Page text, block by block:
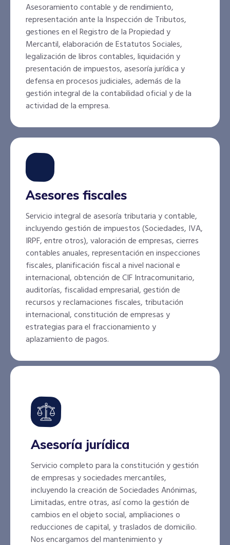
Asesoramiento contable y de rendimiento,
representación ante la Inspección de Tributos,
gestiones en el Registro de la Propiedad y
Mercantil, elaboración de Estatutos Sociales,
legalización de libros contables, liquidación y
presentación de impuestos, asesoría jurídica y
defensa en procesos judiciales, además de la
gestión integral de la contabilidad oficial y de la
actividad de la empresa.
Asesores fiscales
Servicio integral de asesoría tributaria y contable,
incluyendo gestión de impuestos (Sociedades, IVA,
IRPF, entre otros), valoración de empresas, cierres
contables anuales, representación en inspecciones
fiscales, planificación fiscal a nivel nacional e
internacional, obtención de CIF Intracomunitario,
auditorías, fiscalidad empresarial, gestión de
recursos y reclamaciones fiscales, tributación
internacional, constitución de empresas y
estrategias para el fraccionamiento y
aplazamiento de pagos.
Asesoría jurídica
Servicio completo para la constitución y gestión
de empresas y sociedades mercantiles,
incluyendo la creación de Sociedades Anónimas,
Limitadas, entre otras, así como la gestión de
cambios en el objeto social, ampliaciones o
reducciones de capital, y traslados de domicilio.
Nos encargamos del mantenimiento y